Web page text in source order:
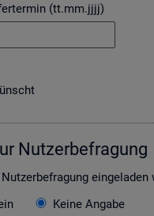
(tt.mm.jjjj)
Nut­zer­be­fra­gung
ein­ge­la­den
Keine Angabe